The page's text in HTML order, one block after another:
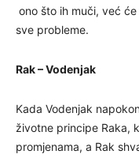
ono što ih muči, već
sve probleme.
Rak – Vodenjak
Kada Vodenjak
životne principe Raka,
promjenama, a Rak